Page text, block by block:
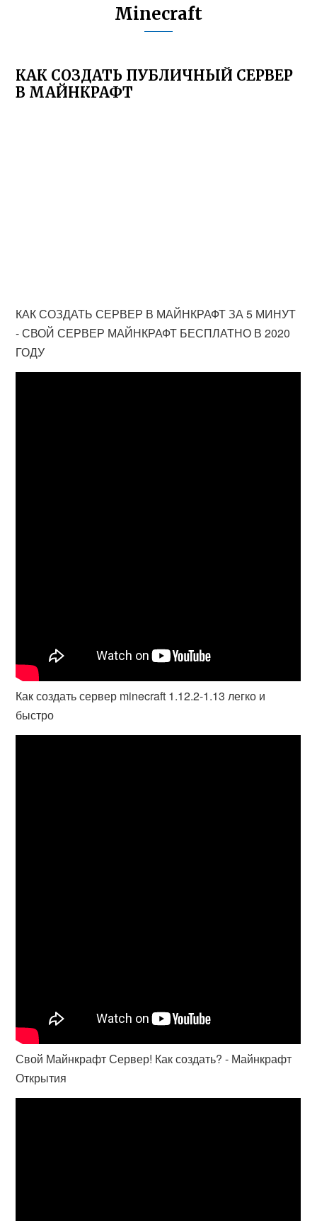
Minecraft
КАК СОЗДАТЬ ПУБЛИЧНЫЙ СЕРВЕР
В МАЙНКРАФТ
КАК СОЗДАТЬ СЕРВЕР В МАЙНКРАФТ ЗА 5 МИНУТ
- СВОЙ СЕРВЕР МАЙНКРАФТ БЕСПЛАТНО В 2020
ГОДУ
Как создать сервер minecraft 1.12.2-1.13 легко и
быстро
Свой Майнкрафт Сервер! Как создать? - Майнкрафт
Открытия